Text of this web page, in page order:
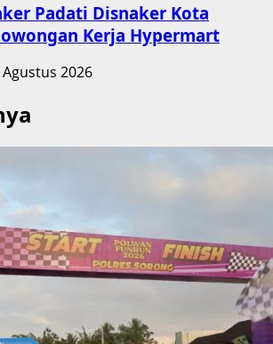
Padati Disnaker Kota
Kerja Hypermart
Agustus 2026